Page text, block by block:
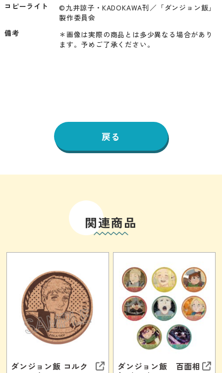
コピーライト
©九井諒子・KADOKAWA刊／「ダンジョン飯」
製作委員会
備考
＊画像は実際の商品とは多少異なる場合があり
ます。予めご了承ください。
戻る
関連商品
ダンジョン飯 コルク ダンジョン飯 百面相